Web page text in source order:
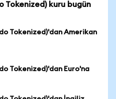
Tokenized) kuru bugün
Tokenized)'dan Amerikan
Tokenized)'dan Euro'na